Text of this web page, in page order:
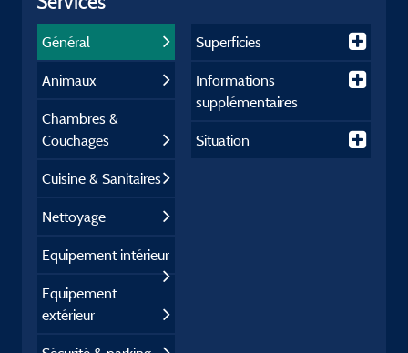
Général
Animaux
Chambres &
Couchages
Cuisine & Sanitaires
Nettoyage
Equipement intérieur
Equipement
extérieur
Superficies
Informations
supplémentaires
Situation